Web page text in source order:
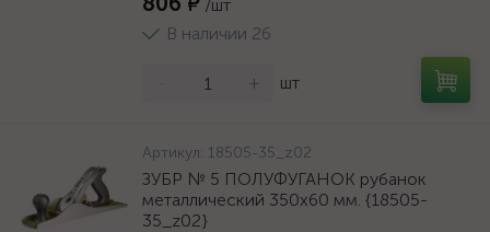
/шт
В наличии 26
+ шт
Артикул: 18505-35_z02
ЗУБР № 5 ПОЛУФУГАНОК рубанок
металлический 350х60 мм. {18505-
35_z02}